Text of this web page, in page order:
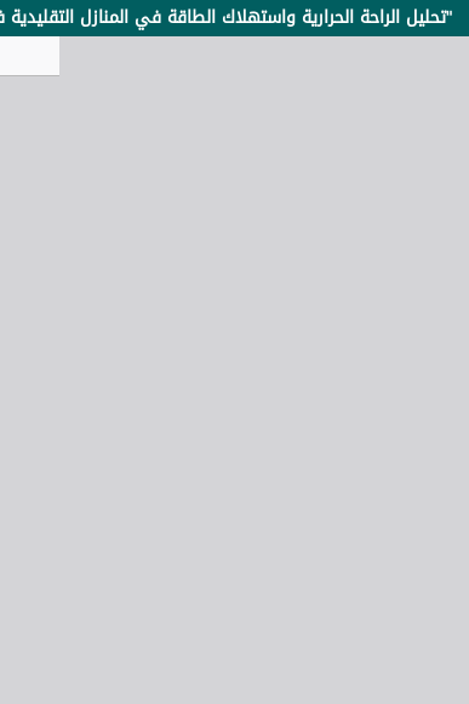
تحليل الراحة الحرارية واستهلاك الطاقة في المنازل التقليدية في ليبيا "دراسة حالة مدينة غدامس القديمة"